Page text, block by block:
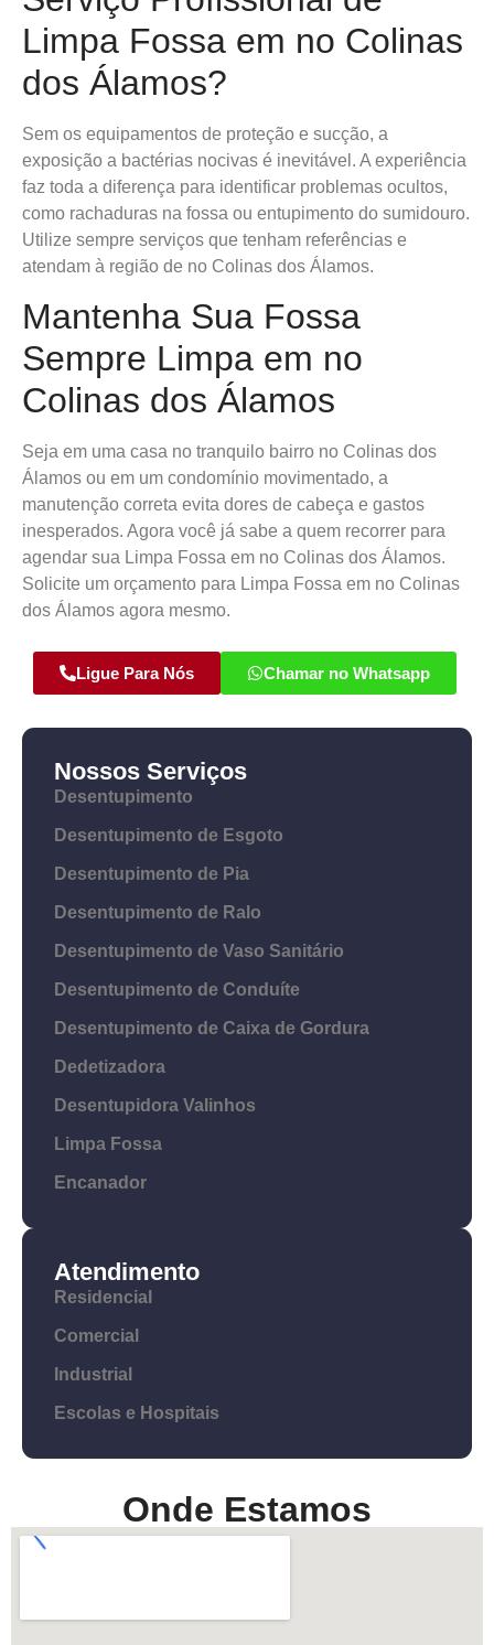
Limpa Fossa em no Colinas
dos Álamos?
Sem os equipamentos de proteção e sucção, a
exposição a bactérias nocivas é inevitável. A experiência
faz toda a diferença para identificar problemas ocultos,
como rachaduras na fossa ou entupimento do sumidouro.
Utilize sempre serviços que tenham referências e
atendam à região de no Colinas dos Álamos.
Mantenha Sua Fossa
Sempre Limpa em no
Colinas dos Álamos
Seja em uma casa no tranquilo bairro no Colinas dos
Álamos ou em um condomínio movimentado, a
manutenção correta evita dores de cabeça e gastos
inesperados. Agora você já sabe a quem recorrer para
agendar sua Limpa Fossa em no Colinas dos Álamos.
Solicite um orçamento para Limpa Fossa em no Colinas
dos Álamos agora mesmo.
Ligue Para Nós Chamar no Whatsapp
Nossos Serviços
Desentupimento
Desentupimento de Esgoto
Desentupimento de Pia
Desentupimento de Ralo
Desentupimento de Vaso Sanitário
Desentupimento de Conduíte
Desentupimento de Caixa de Gordura
Dedetizadora
Desentupidora Valinhos
Limpa Fossa
Encanador
Atendimento
Residencial
Comercial
Industrial
Escolas e Hospitais
Onde Estamos